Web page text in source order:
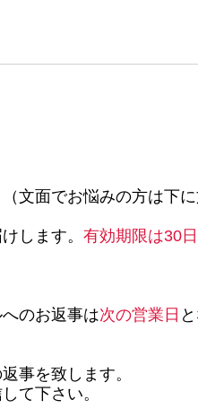
（文面でお悩みの方は下
します。 有効期限は30日
のお返事は次の営業日
事を致します。
て下さい。